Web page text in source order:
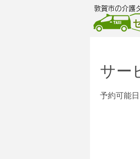
敦賀市の介護
サー
予約可能